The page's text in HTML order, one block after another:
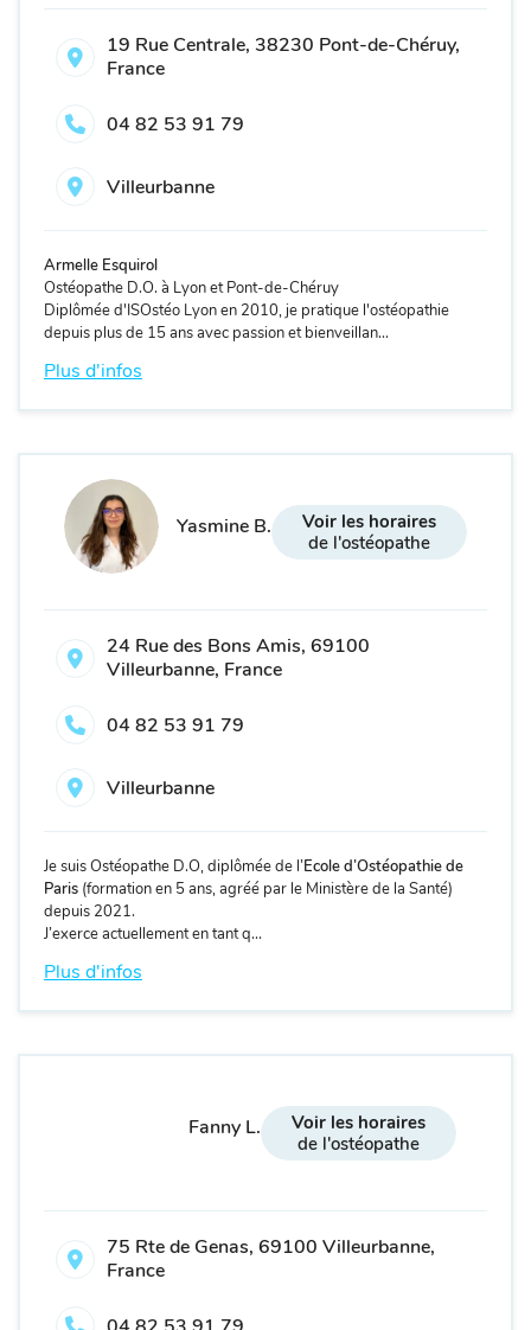
19 Rue Centrale, 38230 Pont-de-Chéruy,
France
04 82 53 91 79
Villeurbanne
Armelle Esquirol
Ostéopathe D.O. à Lyon et Pont-de-Chéruy
Diplômée d'ISOstéo Lyon en 2010, je pratique l'ostéopathie
depuis plus de 15 ans avec passion et bienveillan...
Plus d'infos
Yasmine B.
Voir les horaires
de l'ostéopathe
24 Rue des Bons Amis, 69100
Villeurbanne, France
04 82 53 91 79
Villeurbanne
Je suis Ostéopathe D.O, diplômée de l’Ecole d’Ostéopathie de
Paris (formation en 5 ans, agréé par le Ministère de la Santé)
depuis 2021.
J’exerce actuellement en tant q...
Plus d'infos
Fanny L.
Voir les horaires
de l'ostéopathe
75 Rte de Genas, 69100 Villeurbanne,
France